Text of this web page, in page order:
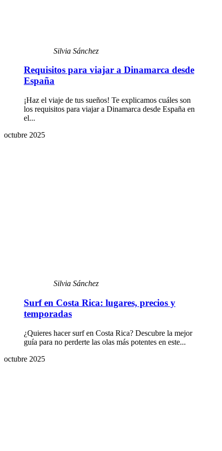
Silvia Sánchez
Requisitos para viajar a Dinamarca desde
España
¡Haz el viaje de tus sueños! Te explicamos cuáles son
los requisitos para viajar a Dinamarca desde España en
el...
octubre 2025
Silvia Sánchez
Surf en Costa Rica: lugares, precios y
temporadas
¿Quieres hacer surf en Costa Rica? Descubre la mejor
guía para no perderte las olas más potentes en este...
octubre 2025